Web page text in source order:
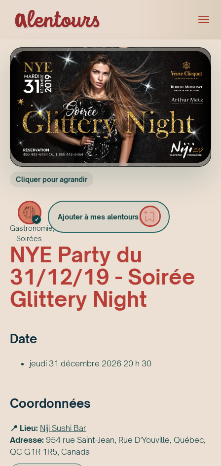
Cliquer pour agrandir
✓
Gastronomie,
Soirées
Ajouter à mes alentours
NYE Party du
31/12/19 - Soirée
Glittery Night
Date
jeudi 31 décembre 2026 20 h 30
Coordonnées
📍 Lieu: Niji Sushi Bar
Adresse: 954 rue Saint-Jean, Rue D'Youville, Québec,
QC G1R 1R5, Canada